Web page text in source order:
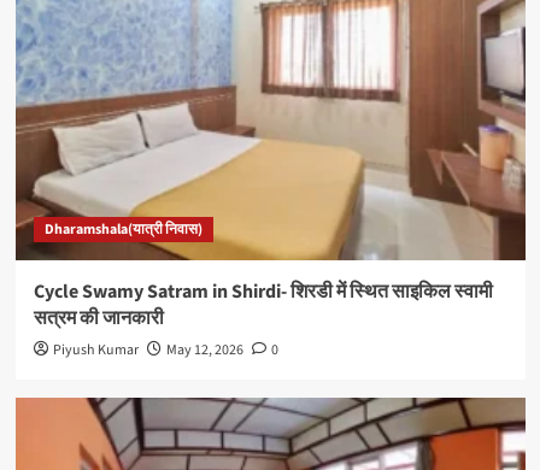
Dharamshala(यात्री निवास)
Cycle Swamy Satram in Shirdi- शिरडी में स्थित साइकिल स्वामी
सत्रम की जानकारी
Piyush Kumar May 12, 2026 0